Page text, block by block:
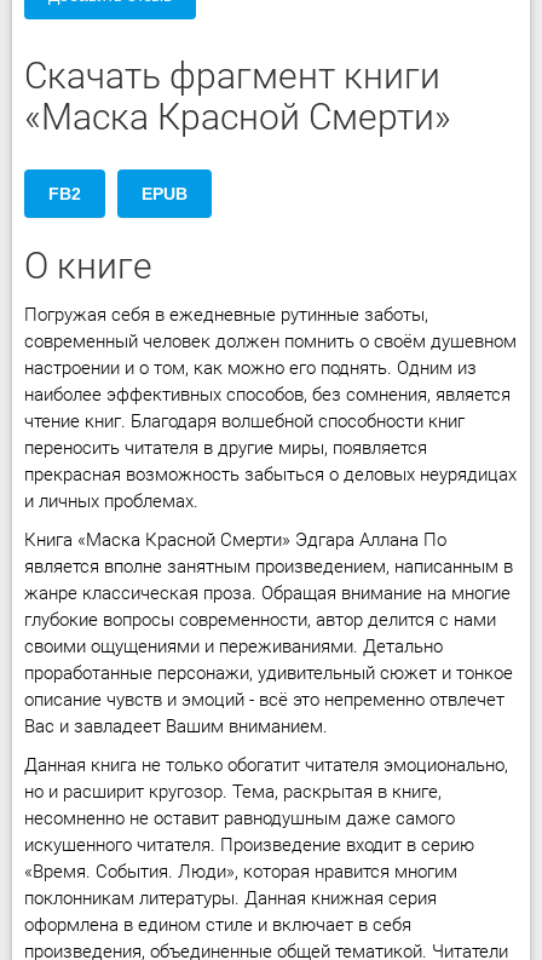
Скачать фрагмент книги
«Маска Красной Смерти»
FB2 EPUB
О книге
Погружая себя в ежедневные рутинные заботы,
современный человек должен помнить о своём душевном
настроении и о том, как можно его поднять. Одним из
наиболее эффективных способов, без сомнения, является
чтение книг. Благодаря волшебной способности книг
переносить читателя в другие миры, появляется
прекрасная возможность забыться о деловых неурядицах
и личных проблемах.
Книга «Маска Красной Смерти» Эдгара Аллана По
является вполне занятным произведением, написанным в
жанре классическая проза. Обращая внимание на многие
глубокие вопросы современности, автор делится с нами
своими ощущениями и переживаниями. Детально
проработанные персонажи, удивительный сюжет и тонкое
описание чувств и эмоций - всё это непременно отвлечет
Вас и завладеет Вашим вниманием.
Данная книга не только обогатит читателя эмоционально,
но и расширит кругозор. Тема, раскрытая в книге,
несомненно не оставит равнодушным даже самого
искушенного читателя. Произведение входит в серию
«Время. События. Люди», которая нравится многим
поклонникам литературы. Данная книжная серия
оформлена в едином стиле и включает в себя
произведения, объединенные общей тематикой. Читатели